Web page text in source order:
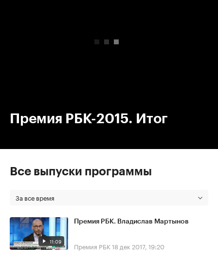
Премия РБК-2015. Итог
Все выпуски программы
За все время
11:09
Премия РБК. Владислав Мартынов
Премия РБК18 дек 2017, 19:20